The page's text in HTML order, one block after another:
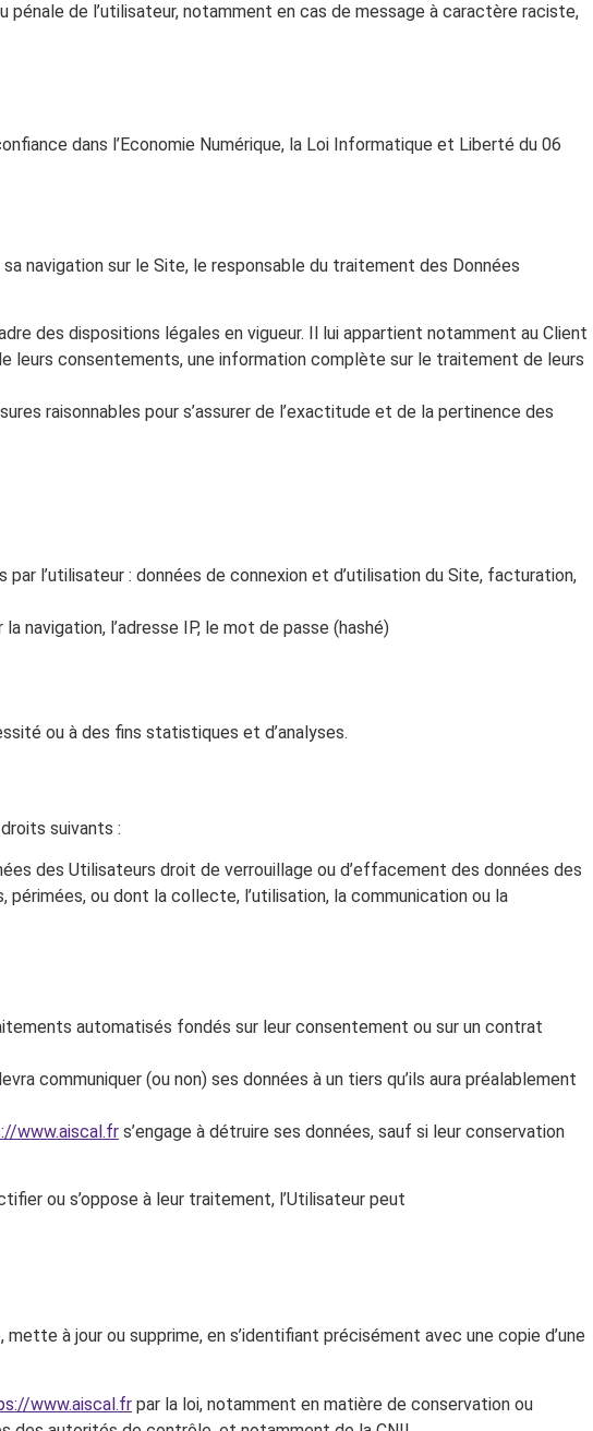
de l’utilisateur, notamment en cas de message à caractère raciste,
dans l’Economie Numérique, la Loi Informatique et Liberté du 06
navigation sur le Site, le responsable du traitement des Données
des dispositions légales en vigueur. Il lui appartient notamment au Client
leurs consentements, une information complète sur le traitement de leurs
raisonnables pour s’assurer de l’exactitude et de la pertinence des
l’utilisateur : données de connexion et d’utilisation du Site, facturation,
navigation, l’adresse IP, le mot de passe (hashé)
ou à des fins statistiques et d’analyses.
suivants :
des Utilisateurs droit de verrouillage ou d’effacement des données des
ou dont la collecte, l’utilisation, la communication ou la
automatisés fondés sur leur consentement ou sur un contrat
communiquer (ou non) ses données à un tiers qu’ils aura préalablement
www.aiscal.fr s’engage à détruire ses données, sauf si leur conservation
ou s’oppose à leur traitement, l’Utilisateur peut
mette à jour ou supprime, en s’identifiant précisément avec une copie d’une
www.aiscal.fr par la loi, notamment en matière de conservation ou